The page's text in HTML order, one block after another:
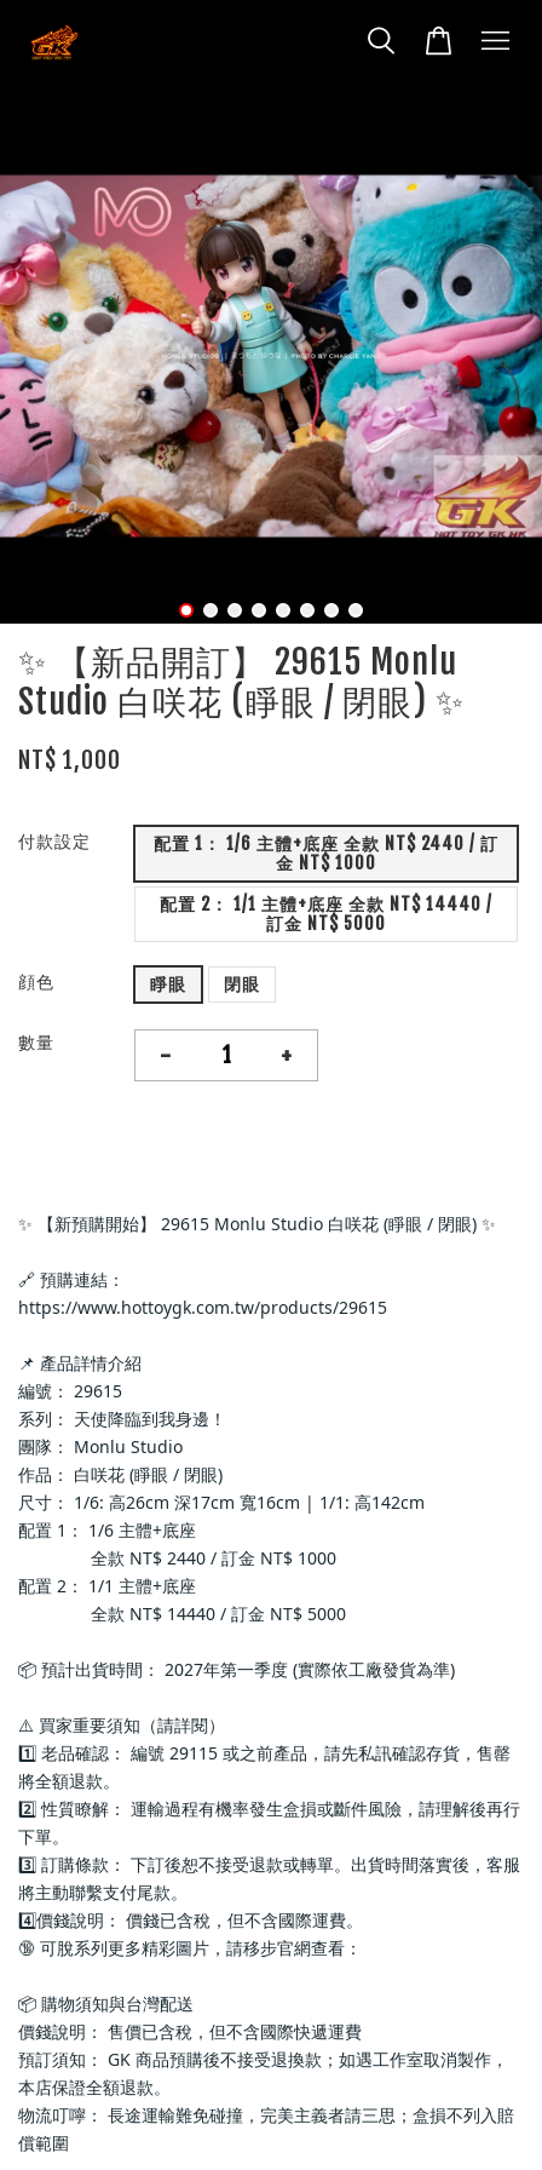
✨ 【新品開訂】 29615 Monlu
Studio 白咲花 (睜眼 / 閉眼) ✨
NT$ 1,000
付款設定
配置 1： 1/6 主體+底座 全款 NT$ 2440 / 訂
金 NT$ 1000
配置 2： 1/1 主體+底座 全款 NT$ 14440 /
訂金 NT$ 5000
顔色 睜眼 閉眼
數量 - +
✨ 【新預購開始】 29615 Monlu Studio 白咲花 (睜眼 / 閉眼) ✨
🔗 預購連結：
https://www.hottoygk.com.tw/products/29615
📌 產品詳情介紹
編號： 29615
系列： 天使降臨到我身邊！
團隊： Monlu Studio
作品： 白咲花 (睜眼 / 閉眼)
尺寸： 1/6: 高26cm 深17cm 寬16cm | 1/1: 高142cm
配置 1： 1/6 主體+底座
全款 NT$ 2440 / 訂金 NT$ 1000
配置 2： 1/1 主體+底座
全款 NT$ 14440 / 訂金 NT$ 5000
📦 預計出貨時間： 2027年第一季度 (實際依工廠發貨為準)
⚠️ 買家重要須知（請詳閱）
1️⃣ 老品確認： 編號 29115 或之前產品，請先私訊確認存貨，售罄
將全額退款。
2️⃣ 性質瞭解： 運輸過程有機率發生盒損或斷件風險，請理解後再行
下單。
3️⃣ 訂購條款： 下訂後恕不接受退款或轉單。出貨時間落實後，客服
將主動聯繫支付尾款。
4️⃣價錢說明： 價錢已含稅，但不含國際運費。
🔞 可脫系列更多精彩圖片，請移步官網查看：
📦 購物須知與台灣配送
價錢說明： 售價已含稅，但不含國際快遞運費
預訂須知： GK 商品預購後不接受退換款；如遇工作室取消製作，
本店保證全額退款。
物流叮嚀： 長途運輸難免碰撞，完美主義者請三思；盒損不列入賠
償範圍